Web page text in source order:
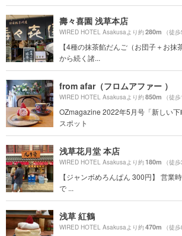
壽々喜園 浅草本店
WIRED HOTEL Asakusaより約280m （徒
【4種の抹茶餡だんご（お団子＋お
から続く諸...
from afar（フロムアファー ）
WIRED HOTEL Asakusaより約850m （徒
OZmagazine 2022年5月号「新しい
スポット
浅草花月堂 本店
WIRED HOTEL Asakusaより約180m （徒
【ジャンボめろんぱん 300円】 営業
で ...
浅草 紅鶴
WIRED HOTEL Asakusaより約470m （徒